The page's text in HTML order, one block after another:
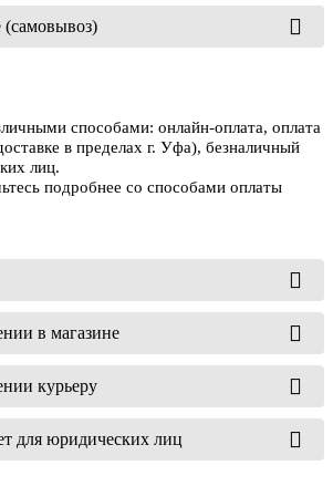
(самовывоз)
способами: онлайн-оплата, оплата
в пределах г. Уфа), безналичный
лиц.
подробнее со способами оплаты
в магазине
курьеру
для юридических лиц